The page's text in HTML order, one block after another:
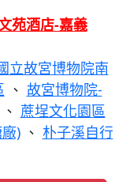
苑酒店-嘉義
立故宮博物院南
、 故宮博物院-
、 蔗埕文化園區
)、 朴子溪自行